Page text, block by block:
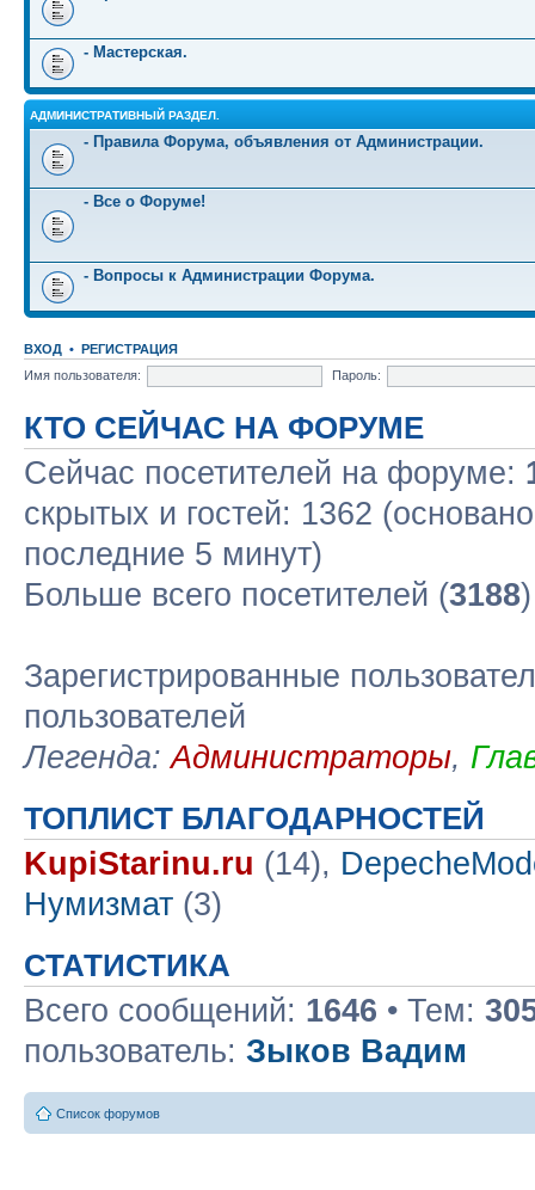
- Мастерская.
АДМИНИСТРАТИВНЫЙ РАЗДЕЛ.
- Правила Форума, объявления от Администрации.
- Все о Форуме!
- Вопросы к Администрации Форума.
ВХОД • РЕГИСТРАЦИЯ
Имя пользователя:
Пароль:
КТО СЕЙЧАС НА ФОРУМЕ
Сейчас посетителей на форуме:
скрытых и гостей: 1362
последние 5 минут)
Больше всего посетителей (3188
Зарегистрированные
пользователей
Легенда:Администраторы,
ТОПЛИСТ БЛАГОДАРНОСТЕЙ
KupiStarinu.ru (14),
Нумизмат (3)
СТАТИСТИКА
Всего сообщений: 1646 • Тем:
пользователь: Зыков Вадим
Список форумов